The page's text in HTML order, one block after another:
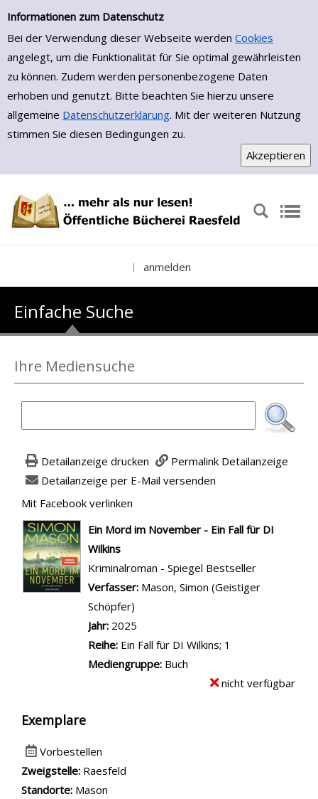
Einfache Suche
Informationen zum Datenschutz
Bei der Verwendung dieser Webseite werden Cookies
angelegt, um die Funktionalität für Sie optimal gewährleisten
zu können. Zudem werden personenbezogene Daten
erhoben und genutzt. Bitte beachten Sie hierzu unsere
allgemeine Datenschutzerklärung. Mit der weiteren Nutzung
stimmen Sie diesen Bedingungen zu.
Zur Detailanzeige springen
anmelden
Einfache Suche
Ihre Mediensuche
Detailanzeige drucken
Permalink Detailanzeige
Detailanzeige per E-Mail versenden
Mit Facebook verlinken
wird in neuem Tab geöffnet
Ein Mord im November - Ein Fall für DI
Wilkins
Kriminalroman - Spiegel Bestseller
Verfasser: Suche nach diesem Verfasser
Mason, Simon (Geistiger
Schöpfer)
Jahr: 2025
Reihe: Ein Fall für DI Wilkins; 1
Mediengruppe: Buch
nicht verfügbar
Exemplare
Vorbestellen
Zweigstelle: Raesfeld
Standorte: Mason